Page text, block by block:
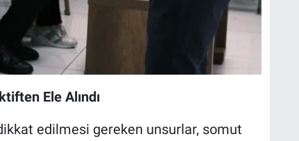
Ele Alındı
edilmesi gereken unsurlar, somut